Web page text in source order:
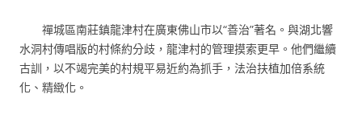
禪城區南莊鎮龍津村在廣東佛山市以“善治”著名。與湖北響
水洞村傳唱版的村條約分歧，龍津村的管理摸索更早。他們繼續
古訓，以不竭完美的村規平易近約為抓手，法治扶植加倍系統
化、精緻化。